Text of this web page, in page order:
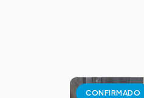
CONFIRMADO